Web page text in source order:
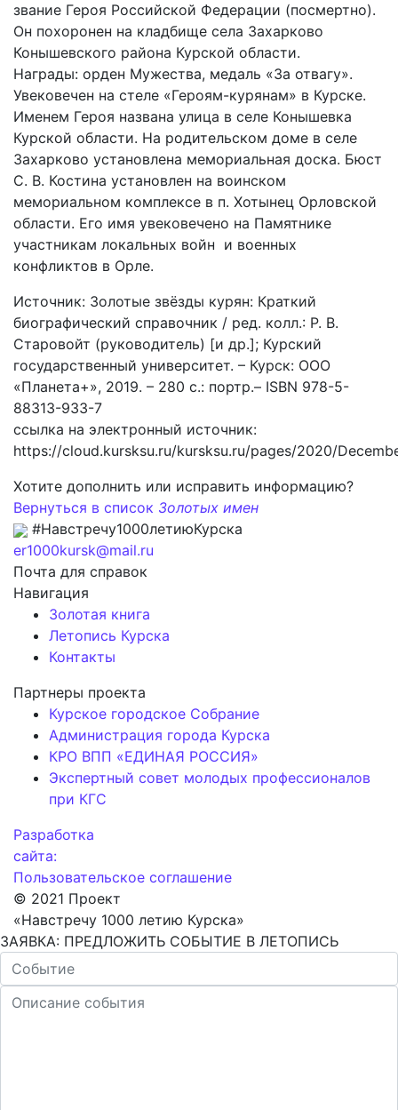
звание Героя Российской Федерации (посмертно).
Он похоронен на кладбище села Захарково
Конышевского района Курской области.
Награды: орден Мужества, медаль «За отвагу».
Увековечен на стеле «Героям-курянам» в Курске.
Именем Героя названа улица в селе Конышевка
Курской области. На родительском доме в селе
Захарково установлена мемориальная доска. Бюст
С. В. Костина установлен на воинском
мемориальном комплексе в п. Хотынец Орловской
области. Его имя увековечено на Памятнике
участникам локальных войн и военных
конфликтов в Орле.
Источник: Золотые звёзды курян: Краткий
биографический справочник / ред. колл.: Р. В.
Старовойт (руководитель) [и др.]; Курский
государственный университет. – Курск: ООО
«Планета+», 2019. – 280 с.: портр.– ISBN 978-5-
88313-933-7
ссылка на электронный источник:
https://cloud.kursksu.ru/kursksu.ru/pages/2020/
Хотите дополнить или исправить информацию?
Вернуться в список Золотых имен
#Навстречу1000летиюКурска
er1000kursk@mail.ru
Почта для справок
Навигация
Золотая книга
Летопись Курска
Контакты
Партнеры проекта
Курское городское Собрание
Администрация города Курска
КРО ВПП «ЕДИНАЯ РОССИЯ»
Экспертный совет молодых профессионалов
при КГС
Разработка
сайта:
Пользовательское соглашение
© 2021 Проект
«Навстречу 1000 летию Курска»
ЗАЯВКА: ПРЕДЛОЖИТЬ СОБЫТИЕ В ЛЕТОПИСЬ